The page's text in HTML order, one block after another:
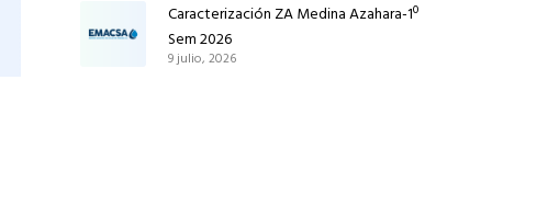
Caracterización ZA Medina Azahara-1º
Sem 2026
9 julio, 2026